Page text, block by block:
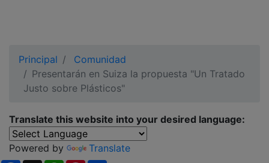
Principal
Comunidad
Presentarán en Suiza la propuesta "Un Tratado
Justo sobre Plásticos"
Translate this website into your desired language:
Powered by
Translate